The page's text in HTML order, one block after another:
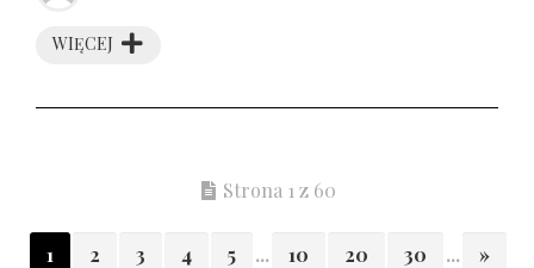
WIĘCEJ
Strona 1 z 60
1 2 3 4 5 ... 10 20 30 ... »